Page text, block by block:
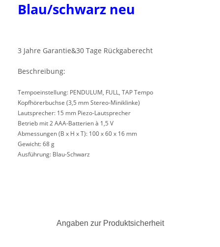
Blau/schwarz neu
3 Jahre Garantie&30 Tage Rückgaberecht
Beschreibung:
Tempoeinstellung: PENDULUM, FULL, TAP Tempo
Kopfhörerbuchse (3,5 mm Stereo-Miniklinke)
Lautsprecher: 15 mm Piezo-Lautsprecher
Betrieb mit 2 AAA-Batterien à 1,5 V
Abmessungen (B x H x T): 100 x 60 x 16 mm
Gewicht: 68 g
Ausführung: Blau-Schwarz
Angaben zur Produktsicherheit